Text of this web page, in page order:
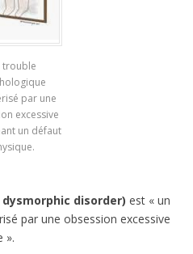
trouble
par une
excessive
un défaut
dysmorphic disorder) est « un
par une obsession excessive
».